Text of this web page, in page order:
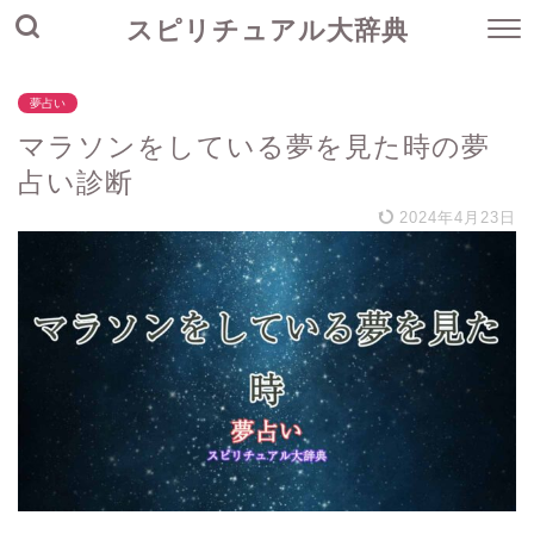
スピリチュアル大辞典
夢占い
マラソンをしている夢を見た時の夢
占い診断
2024年4月23日